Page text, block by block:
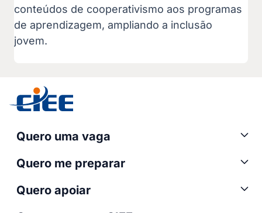
conteúdos de cooperativismo aos programas
de aprendizagem, ampliando a inclusão
jovem.
Quero uma vaga
Quero me preparar
Quero apoiar